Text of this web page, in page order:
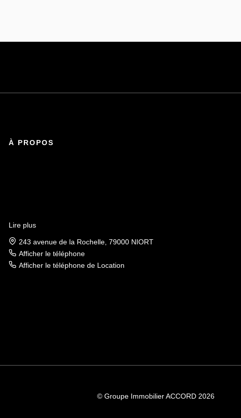
À PROPOS
Lire plus
243 avenue de la Rochelle, 79000 NIORT
Afficher le téléphone
Afficher le téléphone de Location
© Groupe Immobilier ACCORD 2026